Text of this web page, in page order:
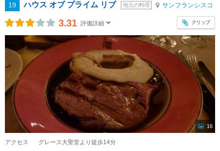
19 ハウス オブ プライム リブ 地元の料理 サンフランシスコ
3.31 評価詳細 クリップ
16
アクセス グレース大聖堂より徒歩14分